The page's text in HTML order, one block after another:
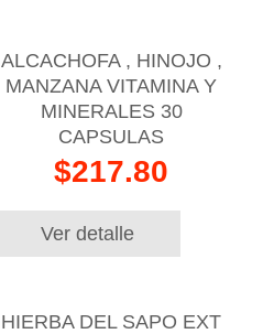
ALCACHOFA , HINOJO ,
MANZANA VITAMINA Y
MINERALES 30
CAPSULAS
$217.80
Ver detalle
HIERBA DEL SAPO EXT